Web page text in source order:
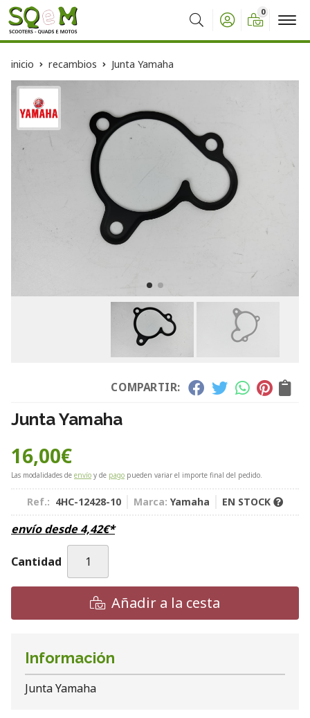
Buscar
0
inicio recambios Junta Yamaha
COMPARTIR:
Junta Yamaha
16,00€
Las modalidades de envío y de pago pueden variar el importe final del pedido.
Ref.: 4HC-12428-10 Marca: Yamaha EN STOCK
envío desde4,42€*
Cantidad
Añadir a la cesta
Información
Junta Yamaha